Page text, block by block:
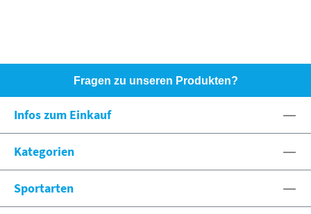
Fragen zu unseren Produkten?
eshop@spexx.org
Infos zum Einkauf
Kategorien
Sportarten